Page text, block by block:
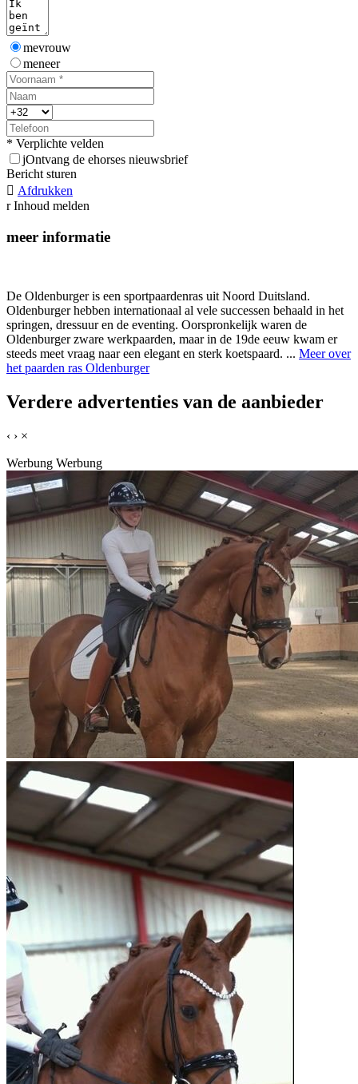
mevrouw
meneer
* Verplichte velden
jOntvang de ehorses nieuwsbrief
Bericht sturen
 Afdrukken
r Inhoud melden
meer informatie
De Oldenburger is een sportpaardenras uit Noord Duitsland.
Oldenburger hebben internationaal al vele successen behaald in het
springen, dressuur en de eventing. Oorspronkelijk waren de
Oldenburger zware werkpaarden, maar in de 19de eeuw kwam er
steeds meet vraag naar een elegant en sterk koetspaard. ... Meer over
het paarden ras Oldenburger
Verdere advertenties van de aanbieder
‹ › ×
Werbung Werbung